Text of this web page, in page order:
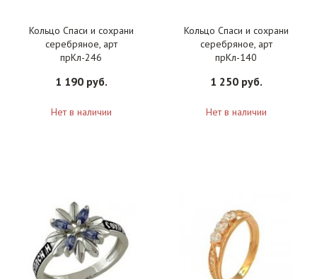
Кольцо Спаси и сохрани
серебряное, арт
прКл-246
1 190 руб.
Нет в наличии
Кольцо Спаси и сохрани
серебряное, арт
прКл-140
1 250 руб.
Нет в наличии